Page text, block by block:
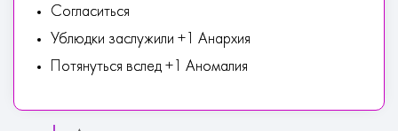
Согласиться
Ублюдки заслужили +1 Анархия
Потянуться вслед +1 Аномалия